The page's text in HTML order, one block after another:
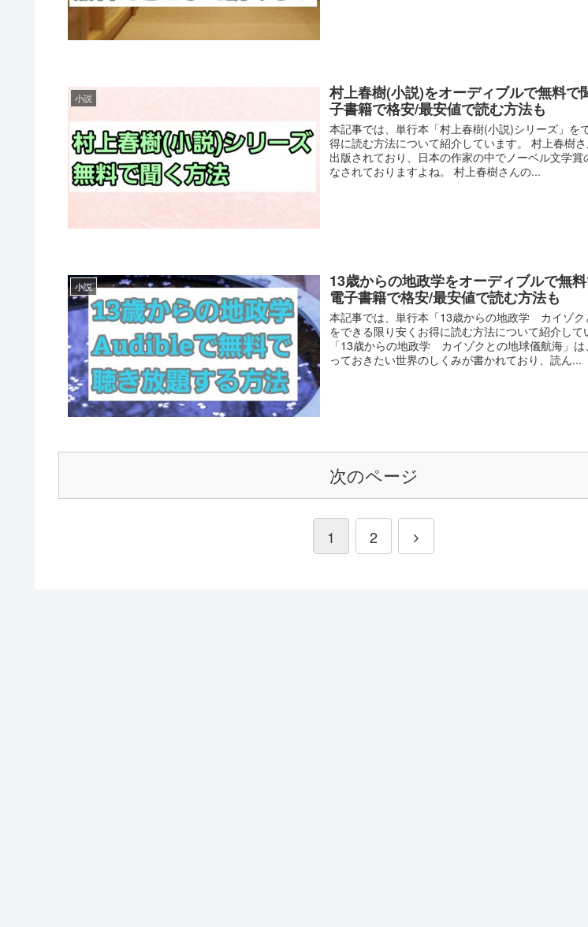
小説
村上春樹(小説)をオーディブルで無料で
子書籍で格安/最安値で読む方法も
本記事では、単行本「村上春樹(小説)シリーズ」を
得に読む方法について紹介しています。 村上春樹
出版されており、日本の作家の中でノーベル文学賞
なされておりますよね。 村上春樹さんの...
小説
13歳からの地政学をオーディブルで無料
電子書籍で格安/最安値で読む方法も
本記事では、単行本「13歳からの地政学 カイゾク
をできる限り安くお得に読む方法について紹介して
「13歳からの地政学 カイゾクとの地球儀航海」
っておきたい世界のしくみが書かれており、読ん...
次のページ
1 2